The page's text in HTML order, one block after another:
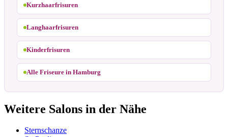
Kurzhaarfrisuren
Langhaarfrisuren
Kinderfrisuren
Alle Friseure in Hamburg
Weitere Salons in der Nähe
Sternschanze